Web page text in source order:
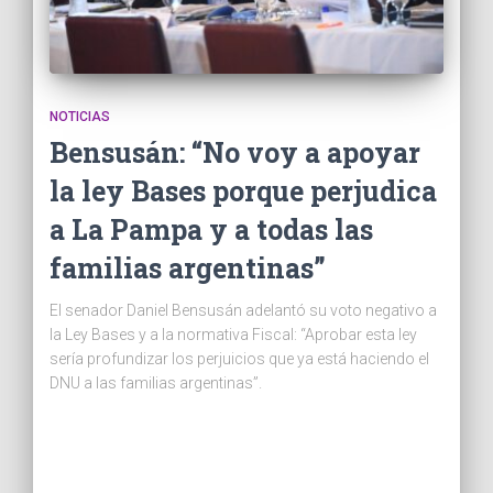
NOTICIAS
Bensusán: “No voy a apoyar
la ley Bases porque perjudica
a La Pampa y a todas las
familias argentinas”
El senador Daniel Bensusán adelantó su voto negativo a
la Ley Bases y a la normativa Fiscal: “Aprobar esta ley
sería profundizar los perjuicios que ya está haciendo el
DNU a las familias argentinas”.